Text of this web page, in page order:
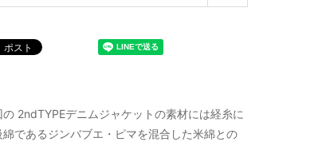
の 2ndTYPEデニムジャケットの素材には経糸に
綿であるジンバブエ・ピマを混合した米綿との